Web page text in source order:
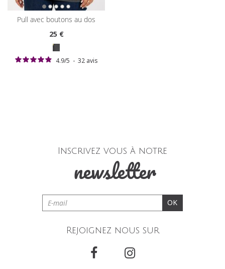
pull avec boutons au dos
25€
4.9/5 - 32 avis
Inscrivez vous à notre
newsletter
OK
Rejoignez nous sur